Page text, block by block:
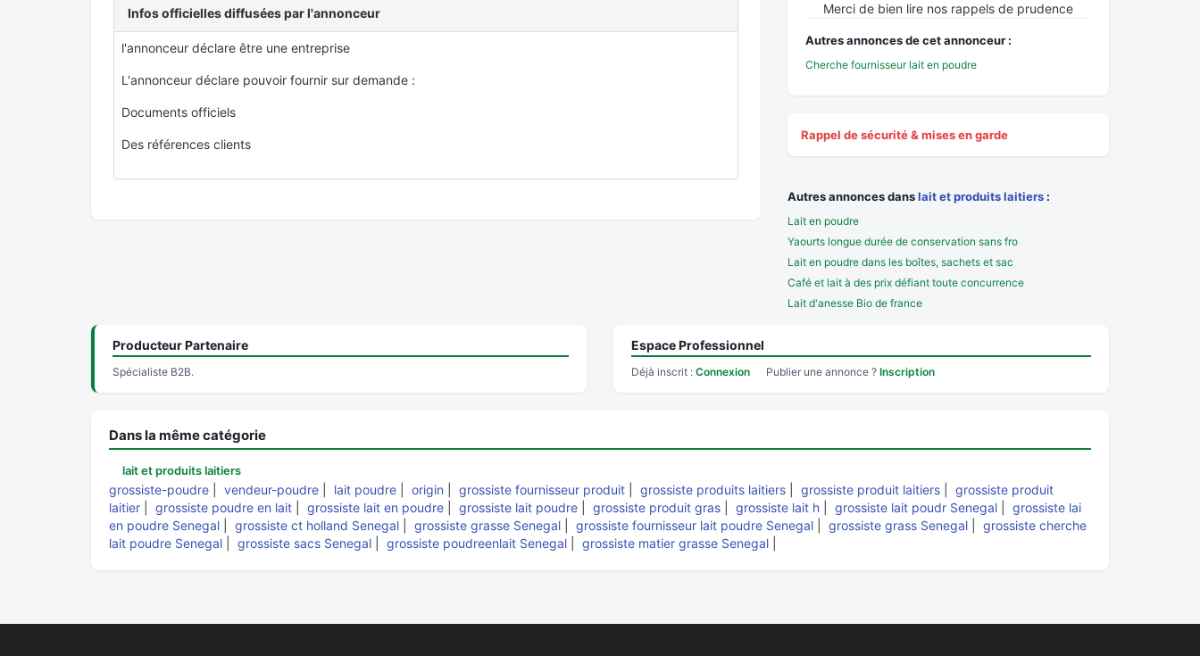
Infos officielles diffusées par l'annonceur
l'annonceur déclare être une entreprise
L'annonceur déclare pouvoir fournir sur demande :
Documents officiels
Des références clients
Merci de bien lire nos rappels de prudence
Autres annonces de cet annonceur :
Cherche fournisseur lait en poudre
Rappel de sécurité & mises en garde
Autres annonces danslait et produits laitiers :
Lait en poudre
Yaourts longue durée de conservation sans fro
Lait en poudre dans les boîtes, sachets et sac
Café et lait à des prix défiant toute concurrence
Lait d'anesse Bio de france
Producteur Partenaire
Spécialiste B2B.
Espace Professionnel
Déjà inscrit : Connexion Publier une annonce ? Inscription
Dans la même catégorie
lait et produits laitiers
grossiste-poudre vendeur-poudre lait poudre origin grossiste fournisseur produit grossiste produits laitiers grossiste produit laitiers
grossiste produit
laitier
grossiste poudre en lait grossiste lait en poudre grossiste lait poudre grossiste produit gras grossiste lait h grossiste lait poudr Senegal
grossiste lai
en poudre Senegal
grossiste ct holland Senegal grossiste grasse Senegal grossiste fournisseur lait poudre Senegal grossiste grass Senegal
grossiste cherche
lait poudre Senegal
grossiste sacs Senegal grossiste poudreenlait Senegal grossiste matier grasse Senegal